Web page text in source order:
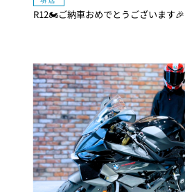
R12🏍ご納車おめでとうございます🎉